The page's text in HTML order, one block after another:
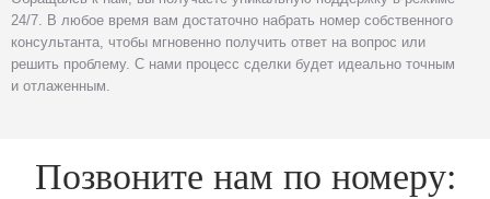
24/7. В любое время вам достаточно набрать номер собственного
консультанта, чтобы мгновенно получить ответ на вопрос или
решить проблему. С нами процесс сделки будет идеально точным
и отлаженным.
Позвоните нам по номеру: